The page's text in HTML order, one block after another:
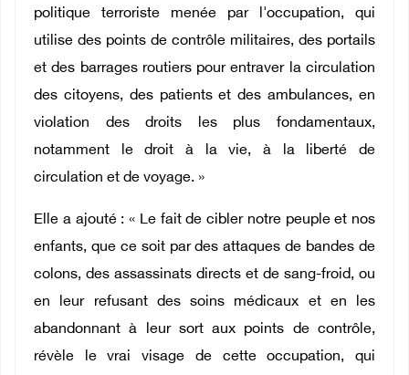
politique terroriste menée par l'occupation, qui
utilise des points de contrôle militaires, des portails
et des barrages routiers pour entraver la circulation
des citoyens, des patients et des ambulances, en
violation des droits les plus fondamentaux,
notamment le droit à la vie, à la liberté de
circulation et de voyage. »
Elle a ajouté : « Le fait de cibler notre peuple et nos
enfants, que ce soit par des attaques de bandes de
colons, des assassinats directs et de sang-froid, ou
en leur refusant des soins médicaux et en les
abandonnant à leur sort aux points de contrôle,
révèle le vrai visage de cette occupation, qui